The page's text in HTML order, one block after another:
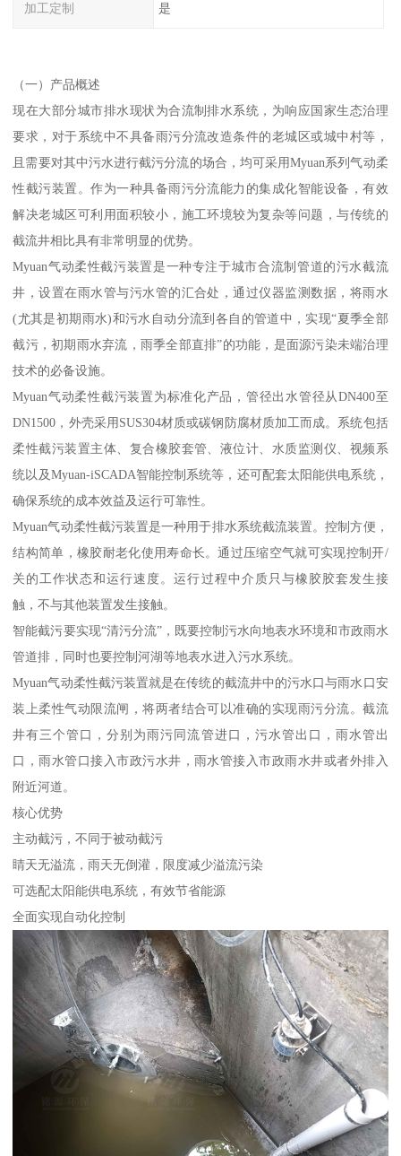
加工定制 是
（一）产品概述
现在大部分城市排水现状为合流制排水系统，为响应国家生态治理
要求，对于系统中不具备雨污分流改造条件的老城区或城中村等，
且需要对其中污水进行截污分流的场合，均可采用Myuan系列气动柔
性截污装置。作为一种具备雨污分流能力的集成化智能设备，有效
解决老城区可利用面积较小，施工环境较为复杂等问题，与传统的
截流井相比具有非常明显的优势。
Myuan气动柔性截污装置是一种专注于城市合流制管道的污水截流
井，设置在雨水管与污水管的汇合处，通过仪器监测数据，将雨水
(尤其是初期雨水)和污水自动分流到各自的管道中，实现“夏季全部
截污，初期雨水弃流，雨季全部直排”的功能，是面源污染未端治理
技术的必备设施。
Myuan气动柔性截污装置为标准化产品，管径出水管径从DN400至
DN1500，外壳采用SUS304材质或碳钢防腐材质加工而成。系统包括
柔性截污装置主体、复合橡胶套管、液位计、水质监测仪、视频系
统以及Myuan-iSCADA智能控制系统等，还可配套太阳能供电系统，
确保系统的成本效益及运行可靠性。
Myuan气动柔性截污装置是一种用于排水系统截流装置。控制方便，
结构简单，橡胶耐老化使用寿命长。通过压缩空气就可实现控制开/
关的工作状态和运行速度。运行过程中介质只与橡胶胶套发生接
触，不与其他装置发生接触。
智能截污要实现“清污分流”，既要控制污水向地表水环境和市政雨水
管道排，同时也要控制河湖等地表水进入污水系统。
Myuan气动柔性截污装置就是在传统的截流井中的污水口与雨水口安
装上柔性气动限流闸，将两者结合可以准确的实现雨污分流。截流
井有三个管口，分别为雨污同流管进口，污水管出口，雨水管出
口，雨水管口接入市政污水井，雨水管接入市政雨水井或者外排入
附近河道。
核心优势
主动截污，不同于被动截污
睛天无溢流，雨天无倒灌，限度减少溢流污染
可选配太阳能供电系统，有效节省能源
全面实现自动化控制